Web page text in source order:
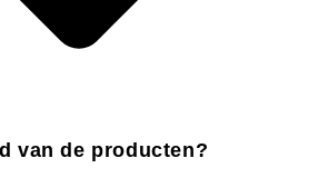
van de producten?